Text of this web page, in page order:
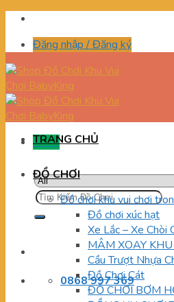
Skip
contentĐăng nhập / Đăng ký
Menu
Tìm
kiếm:
0868 997 369
TRANG CHỦ
ĐỒ CHƠI
Đồ chơi khu vui chơi
Đồ chơi xúc hạt
Xe Lắc – Xe Chòi
MÂM XOAY
Cầu Trượt Nhựa
Đồ Chơi Cát
ĐỒ CHƠI BƠM